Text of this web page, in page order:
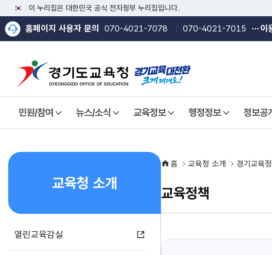
이 누리집은 대한민국 공식 전자정부 누리집입니다.
홈페이지 사용자 문의 070-4021-7078 070-4021-7015 이
민원/참여
열기
뉴스/소식
열기
교육정보
열기
행정정보
열기
정보공
열기
교육청 소개
열린교육감실
홈 교육청 소개 경기교육
교육정책